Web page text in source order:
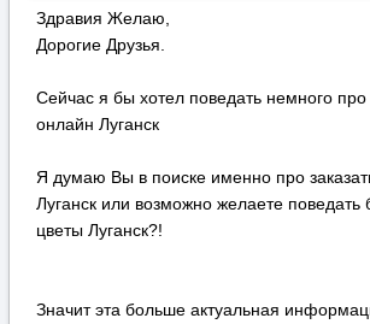
Здравия Желаю,
Дорогие Друзья.
Сейчас я бы хотел поведать немного про
онлайн Луганск
Я думаю Вы в поиске именно про
Луганск или возможно желаете
цветы Луганск?!
Значит эта больше актуальная